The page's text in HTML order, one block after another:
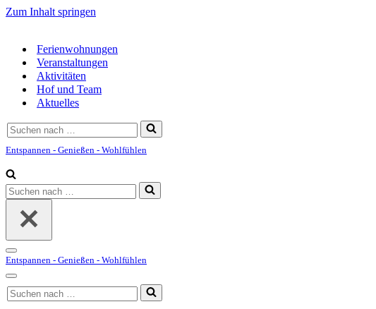
Zum Inhalt springen
Ferienwohnungen
Veranstaltungen
Aktivitäten
Hof und Team
Aktuelles
Suchen
nach …
Entspannen - Genießen - Wohlfühlen
Suchen
nach …
Navigationsmenü
Entspannen - Genießen - Wohlfühlen
Navigationsmenü
Suchen
nach …